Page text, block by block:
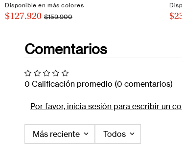
Disponible en más colores
$127.920 $159.900
Comentarios
0 Calificación promedio (0 comentarios)
Por favor, inicia sesión para escribir un
Más reciente Todos